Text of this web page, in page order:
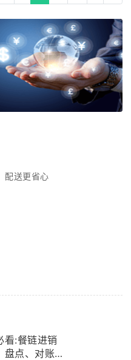
配送更省心
看:餐链进销
盘点、对账